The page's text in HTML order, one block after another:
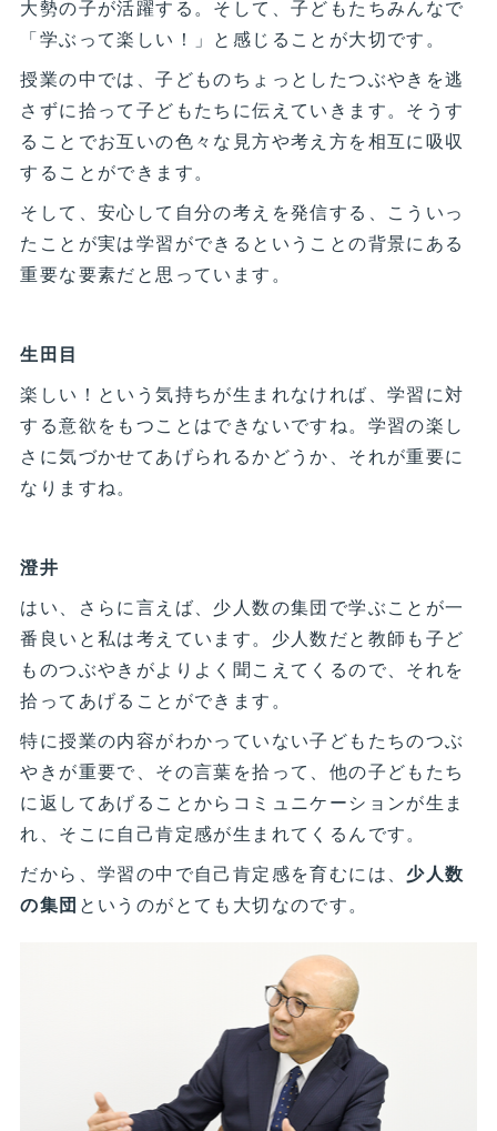
大勢の子が活躍する。そして、子どもたちみんなで
「学ぶって楽しい！」と感じることが大切です。
授業の中では、子どものちょっとしたつぶやきを逃
さずに拾って子どもたちに伝えていきます。そうす
ることでお互いの色々な見方や考え方を相互に吸収
することができます。
そして、安心して自分の考えを発信する、こういっ
たことが実は学習ができるということの背景にある
重要な要素だと思っています。
生田目
楽しい！という気持ちが生まれなければ、学習に対
する意欲をもつことはできないですね。学習の楽し
さに気づかせてあげられるかどうか、それが重要に
なりますね。
澄井
はい、さらに言えば、少人数の集団で学ぶことが一
番良いと私は考えています。少人数だと教師も子ど
ものつぶやきがよりよく聞こえてくるので、それを
拾ってあげることができます。
特に授業の内容がわかっていない子どもたちのつぶ
やきが重要で、その言葉を拾って、他の子どもたち
に返してあげることからコミュニケーションが生ま
れ、そこに自己肯定感が生まれてくるんです。
だから、学習の中で自己肯定感を育むには、 少人数
の集団 というのがとても大切なのです。